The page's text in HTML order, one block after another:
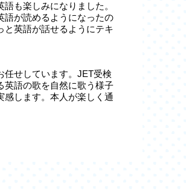
も楽しみになりました。
語が読めるようになったの
と英語が話せるようにテキ
任せしています。JET受検
英語の歌を自然に歌う様子
感します。本人が楽しく通